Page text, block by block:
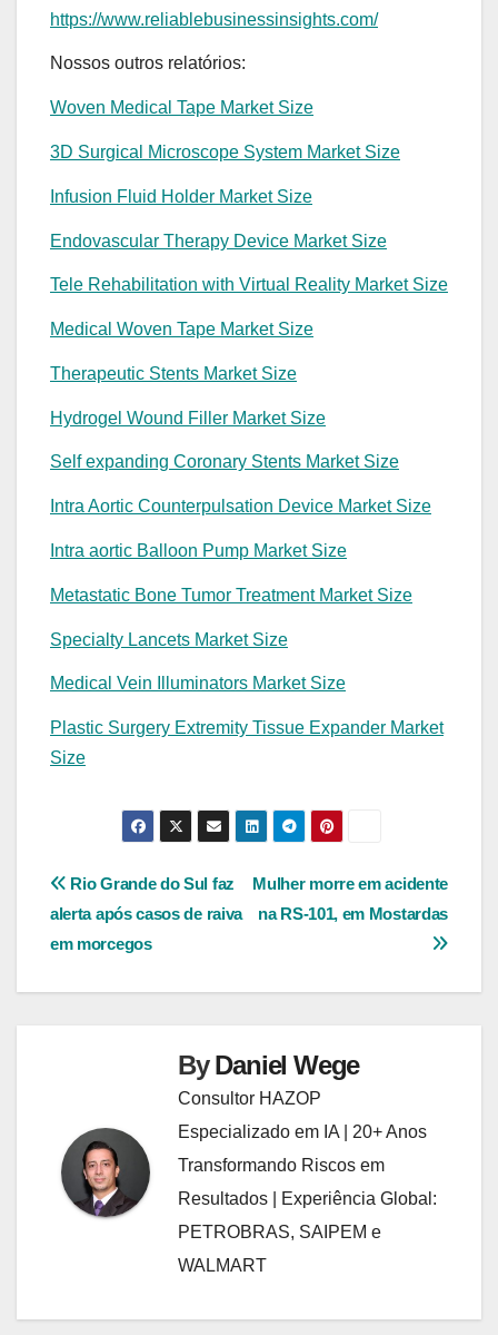
https://www.reliablebusinessinsights.com/
Nossos outros relatórios:
Woven Medical Tape Market Size
3D Surgical Microscope System Market Size
Infusion Fluid Holder Market Size
Endovascular Therapy Device Market Size
Tele Rehabilitation with Virtual Reality Market Size
Medical Woven Tape Market Size
Therapeutic Stents Market Size
Hydrogel Wound Filler Market Size
Self expanding Coronary Stents Market Size
Intra Aortic Counterpulsation Device Market Size
Intra aortic Balloon Pump Market Size
Metastatic Bone Tumor Treatment Market Size
Specialty Lancets Market Size
Medical Vein Illuminators Market Size
Plastic Surgery Extremity Tissue Expander Market
Size
Continue
Navegação
de
Mulher morre em acidente
na RS-101, em Mostardas
Rio Grande do Sul faz
alerta após casos de raiva
em morcegos
ByDaniel Wege
Consultor HAZOP
Especializado em IA | 20+ Anos
Transformando Riscos em
Resultados | Experiência Global:
PETROBRAS, SAIPEM e
WALMART